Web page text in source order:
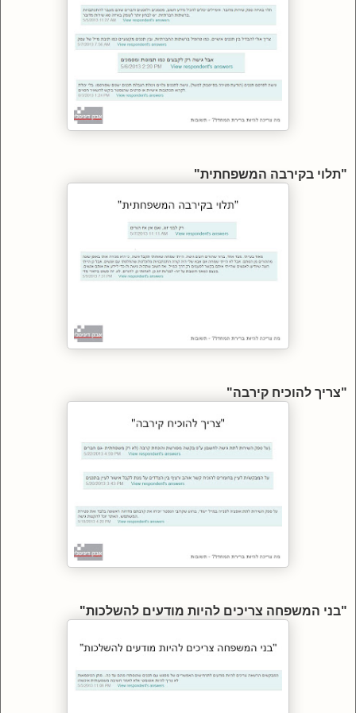
"תלוי בקירבה המשפחתית"
"צריך להוכיח קירבה"
"בני המשפחה צריכים להיות מודעים להשלכות"